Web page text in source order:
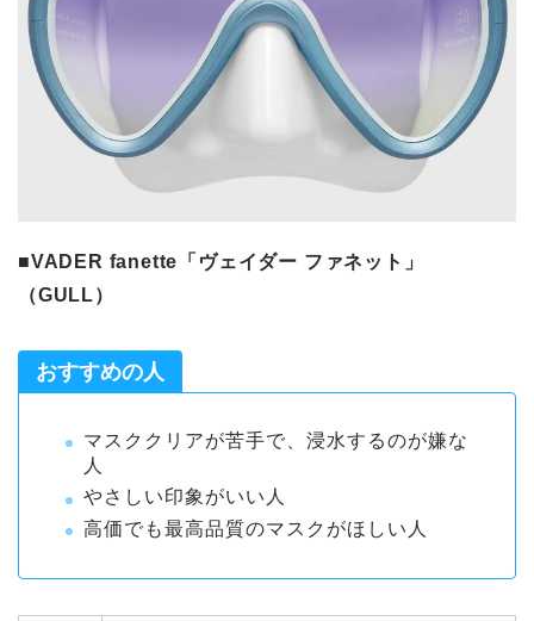
■VADER fanette「ヴェイダー ファネット」
（GULL）
おすすめの人
マスククリアが苦手で、浸水するのが嫌な
人
やさしい印象がいい人
高価でも最高品質のマスクがほしい人